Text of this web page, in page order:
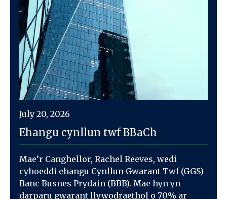
July 20, 2026
Ehangu cynllun twf BBaCh
Mae’r Canghellor, Rachel Reeves, wedi
cyhoeddi ehangu Cynllun Gwarant Twf (GGS)
Banc Busnes Prydain (BBB). Mae hyn yn
darparu gwarant llywodraethol o 70% ar